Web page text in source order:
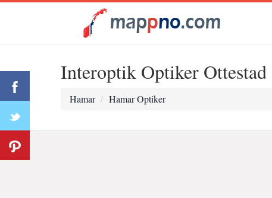
Interoptik Optiker Ottestad
Hamar Hamar Optiker